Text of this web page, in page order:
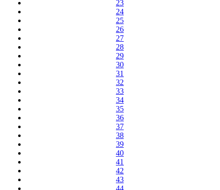
23
24
25
26
27
28
29
30
31
32
33
34
35
36
37
38
39
40
41
42
43